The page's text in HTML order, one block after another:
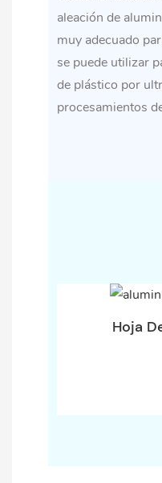
aleación de
muy adecuado
se puede utilizar
de plástico por
procesamientos
Hoja